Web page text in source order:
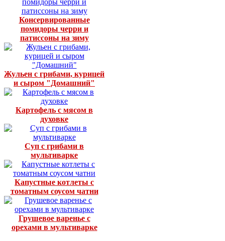
Консервированные
помидоры черри и
патиссоны на зиму
Жульен с грибами, курицей
и сыром "Домашний"
Картофель с мясом в
духовке
Суп с грибами в
мультиварке
Капустные котлеты с
томатным соусом чатни
Грушевое варенье с
орехами в мультиварке